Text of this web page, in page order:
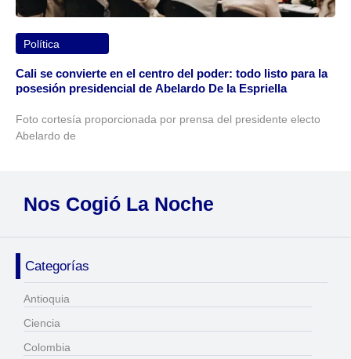
Política
Cali se convierte en el centro del poder: todo listo para la
posesión presidencial de Abelardo De la Espriella
Foto cortesía proporcionada por prensa del presidente electo
Abelardo de
Nos Cogió La Noche
Categorías
Antioquia
Ciencia
Colombia